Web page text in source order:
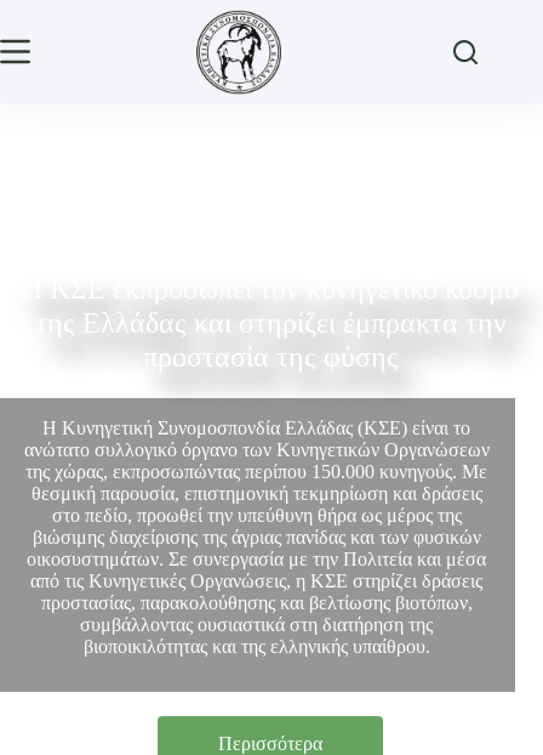
της Ελλάδας και στηρίζει έμπρακτα την
προστασία της φύσης
Η Κυνηγετική Συνομοσπονδία Ελλάδας (ΚΣΕ) είναι το
ανώτατο συλλογικό όργανο των Κυνηγετικών Οργανώσεων
της χώρας, εκπροσωπώντας περίπου 150.000 κυνηγούς. Με
θεσμική παρουσία, επιστημονική τεκμηρίωση και δράσεις
στο πεδίο, προωθεί την υπεύθυνη θήρα ως μέρος της
βιώσιμης διαχείρισης της άγριας πανίδας και των φυσικών
οικοσυστημάτων. Σε συνεργασία με την Πολιτεία και μέσα
από τις Κυνηγετικές Οργανώσεις, η ΚΣΕ στηρίζει δράσεις
προστασίας, παρακολούθησης και βελτίωσης βιοτόπων,
συμβάλλοντας ουσιαστικά στη διατήρηση της
βιοποικιλότητας και της ελληνικής υπαίθρου.
Περισσότερα